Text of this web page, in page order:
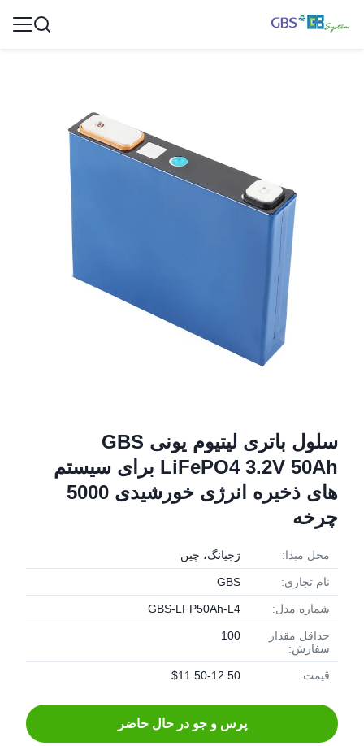
سلول باتری لیتیوم یونی GBS
LiFePO4 3.2V 50Ah برای سیستم
های ذخیره انرژی خورشیدی 5000
چرخه
محل مبدا: ژجیانگ، چین
نام تجاری: GBS
شماره مدل: GBS-LFP50Ah-L4
حداقل مقدار
سفارش:
100
قیمت: $11.50-12.50
پرس و جو در حال حاضر